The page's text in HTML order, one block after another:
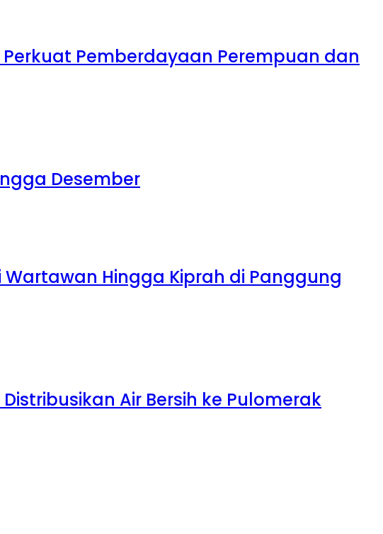
Pemberdayaan Perempuan dan
Desember
Hingga Kiprah di Panggung
Air Bersih ke Pulomerak